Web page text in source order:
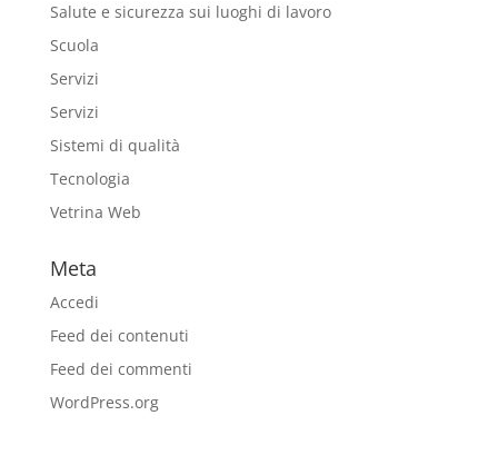
Salute e sicurezza sui luoghi di lavoro
Scuola
Servizi
Servizi
Sistemi di qualità
Tecnologia
Vetrina Web
Meta
Accedi
Feed dei contenuti
Feed dei commenti
WordPress.org